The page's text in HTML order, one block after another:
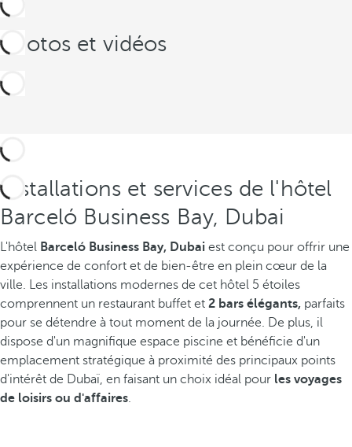
Photos et vidéos
Installations et services de l'hôtel
Barceló Business Bay, Dubai
L'hôtel Barceló Business Bay, Dubai est conçu pour offrir une
expérience de confort et de bien-être en plein cœur de la
ville. Les installations modernes de cet hôtel 5 étoiles
comprennent un restaurant buffet et 2 bars élégants, parfaits
pour se détendre à tout moment de la journée. De plus, il
dispose d'un magnifique espace piscine et bénéficie d'un
emplacement stratégique à proximité des principaux points
d'intérêt de Dubaï, en faisant un choix idéal pour les voyages
de loisirs ou d'affaires.